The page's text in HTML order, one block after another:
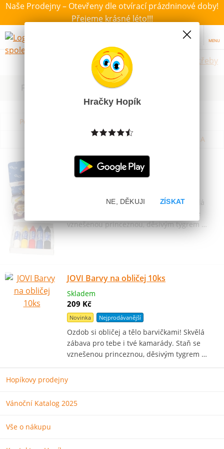
Naše Prodejny – Otevřeny dle otvírací prázdninové doby!
Přejeme krásné léto!!!
MENU
Školní potřeby
Filtrovat dle dostupnosti, ceny, výrobce
Podle názvu od A do Z
Podle názvu od Z do A
JOVI Barvy na obličej 5ks
Skladem
Ozdob si obličej a tělo barvičkami! Skvělá
zábava pro tebe i tvé kamarády. Staň se
vznešenou princeznou, děsivým tygrem …
JOVI Barvy na obličej 10ks
Skladem
209 Kč
Novinka Nejprodávanější
Ozdob si obličej a tělo barvičkami! Skvělá
zábava pro tebe i tvé kamarády. Staň se
vznešenou princeznou, děsivým tygrem …
Hopíkovy prodejny
Vánoční Katalog 2025
Vše o nákupu
Hračky Hopík
ZÍSKAT
NE, DĚKUJI